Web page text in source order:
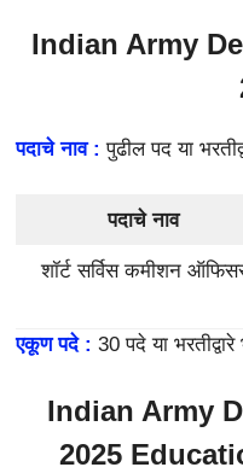
Indian Army
पदाचे नाव :पुढील पद या
पदाचे नाव
शॉर्ट सर्विस कमीशन
एकूण पदे : 30 पदे या
Indian Army
2025